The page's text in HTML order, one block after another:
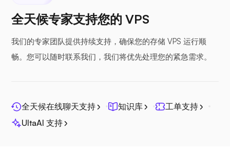
Seafile
全天候专家支持您的 VPS
我们的专家团队提供持续支持，确保您的存储 VPS 运行顺
畅。您可以随时联系我们，我们将优先处理您的紧急需求。
全天候在线聊天支持 知识库
工单支持
UltaAI 支持